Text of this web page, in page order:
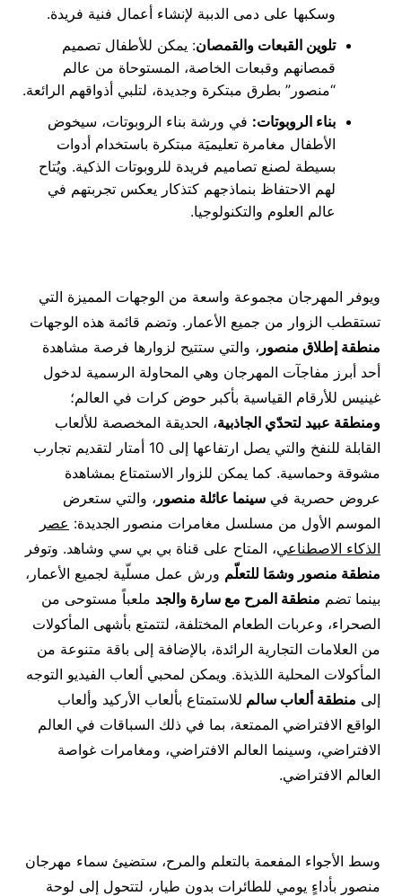
وسكبها على دمى الدببة لإنشاء أعمال فنية فريدة.
تلوين القبعات والقمصان: يمكن للأطفال تصميم
قمصانهم وقبعات الخاصة، المستوحاة من عالم
“منصور” بطرق مبتكرة وجديدة، لتلبي أذواقهم الرائعة.
بناء الروبوتات: في ورشة بناء الروبوتات، سيخوض
الأطفال مغامرة تعليميَة مبتكرة باستخدام أدوات
بسيطة لصنع تصاميم فريدة للروبوتات الذكية. ويُتاح
لهم الاحتفاظ بنماذجهم كتذكار يعكس تجربتهم في
عالم العلوم والتكنولوجيا.
ويوفر المهرجان مجموعة واسعة من الوجهات المميزة التي
تستقطب الزوار من جميع الأعمار. وتضم قائمة هذه الوجهات
منطقة إطلاق منصور ، والتي ستتيح لزوارها فرصة مشاهدة
أحد أبرز مفاجآت المهرجان وهي المحاولة الرسمية لدخول
غينيس للأرقام القياسية بأكبر حوض كرات في العالم؛
ومنطقة عبيد لتحدّي الجاذبية، الحديقة المخصصة للألعاب
القابلة للنفخ والتي يصل ارتفاعها إلى 10 أمتار لتقديم تجارب
مشوقة وحماسية. كما يمكن للزوار الاستمتاع بمشاهدة
عروض حصرية في سينما عائلة منصور ، والتي ستعرض
الموسم الأول من مسلسل مغامرات منصور الجديدة: عصر
الذكاء الاصطناعي، المتاح على قناة بي بي سي وشاهد. وتوفر
منطقة منصور وشمَا للتعلّم ورش عمل مسلّية لجميع الأعمار،
بينما تضم منطقة المرح مع سارة والجد ملعباً مستوحى من
الصحراء، وعربات الطعام المختلفة، لتتمتع بأشهى المأكولات
من العلامات التجارية الرائدة، بالإضافة إلى باقة متنوعة من
المأكولات المحلية اللذيذة. ويمكن لمحبي ألعاب الفيديو التوجه
إلى منطقة ألعاب سالم للاستمتاع بألعاب الأركيد وألعاب
الواقع الافتراضي الممتعة، بما في ذلك السباقات في العالم
الافتراضي، وسينما العالم الافتراضي، ومغامرات غواصة
العالم الافتراضي.
وسط الأجواء المفعمة بالتعلم والمرح، ستضيئ سماء مهرجان
منصور بأداءٍ يومي للطائرات بدون طيار، لتتحول إلى لوحة